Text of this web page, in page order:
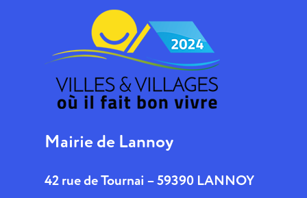
Mairie de Lannoy
42 rue de Tournai – 59390 LANNOY